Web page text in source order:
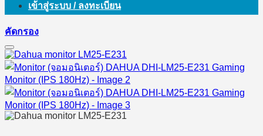
เข้าสู่ระบบ / ลงทะเบียน
คัดกรอง